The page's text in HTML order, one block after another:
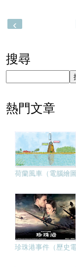
‹
搜尋
熱門文章
荷蘭風車（電腦繪圖
珍珠港事件（歷史電